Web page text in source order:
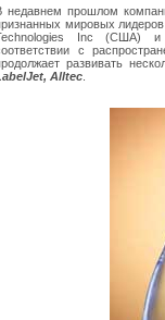
недавнем прошлом
мировых
Inc (США) и
с
развивать
Alltec